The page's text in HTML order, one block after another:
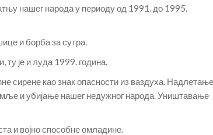
нашег народа у периоду од 1991. до 1995.
и борба за сутра.
је и луда 1999. година.
сирене као знак опасности из ваздуха. Надлетање
и убијање нашег недужног народа. Уништавање
и војно способне омладине.